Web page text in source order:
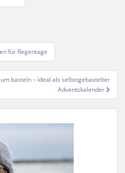
für Regentage
basteln – ideal als selbstgebastelter
Adventskalender